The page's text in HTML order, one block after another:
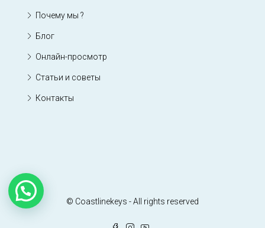
Почему мы ?
Блог
Онлайн-просмотр
Статьи и советы
Контакты
© Coastlinekeys - All rights reserved